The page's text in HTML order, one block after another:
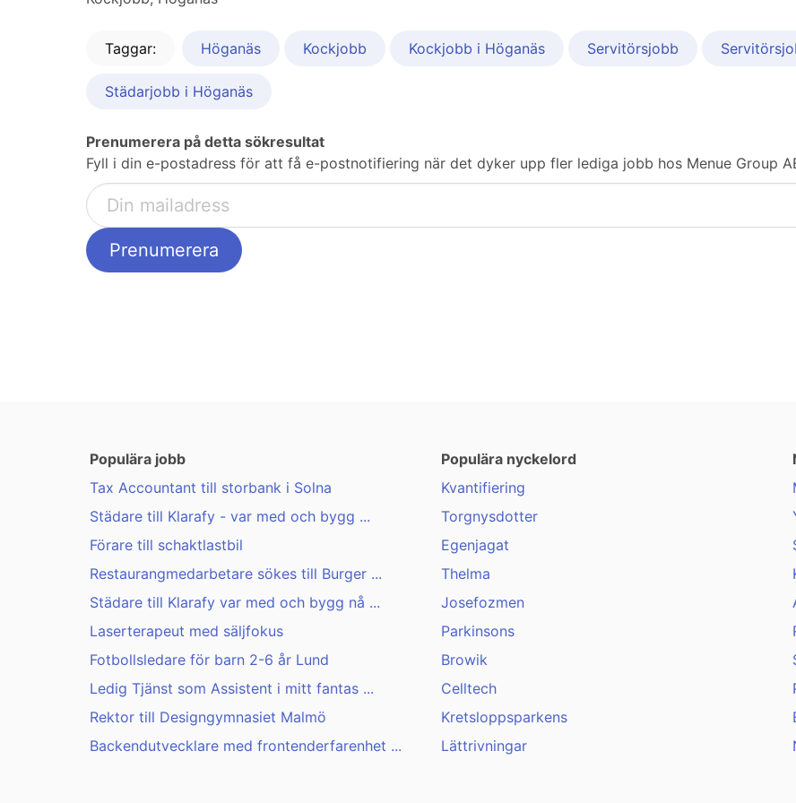
Taggar: Höganäs Kockjobb Kockjobb i Höganäs Servitörsjobb
Städarjobb i Höganäs
Prenumerera på detta sökresultat
Fyll i din e-postadress för att få e-postnotifiering när det dyker upp fler lediga jobb hos Menue Group
Populära jobb
Tax Accountant till storbank i Solna
Städare till Klarafy - var med och bygg ...
Förare till schaktlastbil
Restaurangmedarbetare sökes till Burger ...
Städare till Klarafy var med och bygg nå ...
Laserterapeut med säljfokus
Fotbollsledare för barn 2-6 år Lund
Ledig Tjänst som Assistent i mitt fantas ...
Rektor till Designgymnasiet Malmö
Backendutvecklare med frontenderfarenhet ...
Populära nyckelord
Kvantifiering
Torgnysdotter
Egenjagat
Thelma
Josefozmen
Parkinsons
Browik
Celltech
Kretsloppsparkens
Lättrivningar